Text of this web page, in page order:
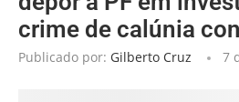
crime de calúnia
Publicado por: Gilberto Cruz 7